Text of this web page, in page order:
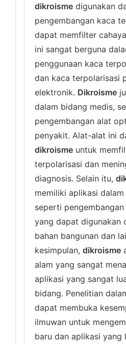
dikroisme digunakan
pengembangan kaca
dapat memfilter
ini sangat berguna
penggunaan kaca
dan kaca terpolarisasi
elektronik. Dikroisme
dalam bidang medis,
pengembangan alat
penyakit. Alat-alat ini
dikroisme untuk
terpolarisasi dan
diagnosis. Selain itu,
memiliki aplikasi
seperti
yang dapat digunakan
bahan bangunan dan
kesimpulan, dikroisme
alam yang sangat
aplikasi yang sangat
bidang. Penelitian
dapat membuka
ilmuwan untuk
baru dan aplikasi yang